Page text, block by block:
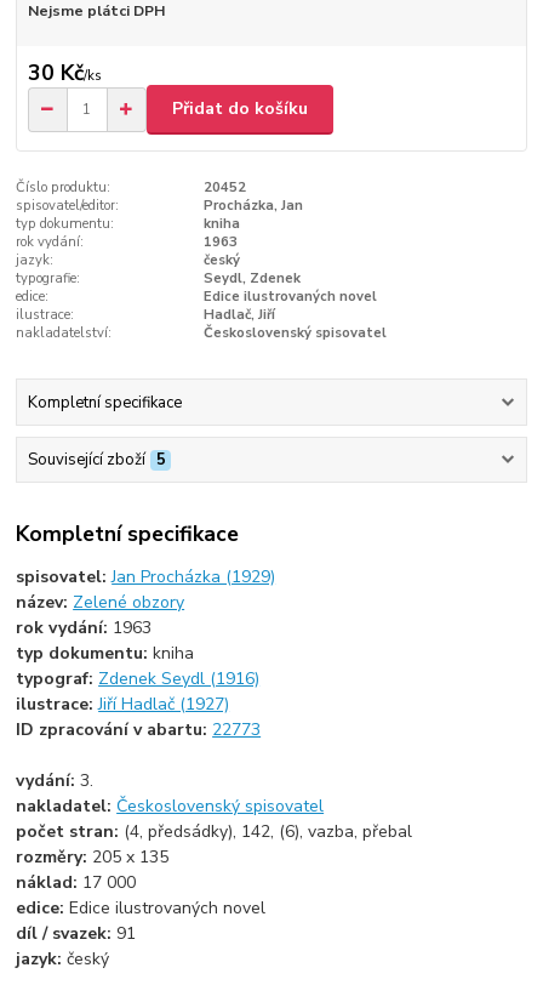
Nejsme plátci DPH
30 Kč/ks
Přidat do košíku
Číslo produktu:
20452
spisovatel/editor:
Procházka, Jan
typ dokumentu:
kniha
rok vydání:
1963
jazyk:
český
typografie:
Seydl, Zdenek
edice:
Edice ilustrovaných novel
ilustrace:
Hadlač, Jiří
nakladatelství:
Československý spisovatel
Kompletní specifikace
Související zboží 5
Kompletní specifikace
spisovatel:Jan Procházka (1929)
název: Zelené obzory
rok vydání: 1963
typ dokumentu:kniha
typograf: Zdenek Seydl (1916)
ilustrace:Jiří Hadlač (1927)
ID zpracování v abartu: 22773
vydání:3.
nakladatel: Československý spisovatel
počet stran: (4, předsádky), 142, (6), vazba, přebal
rozměry: 205 x 135
náklad: 17 000
edice:Edice ilustrovaných novel
díl / svazek: 91
jazyk:český